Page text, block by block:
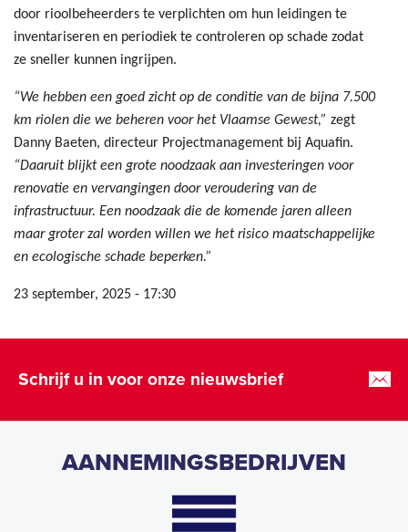
door rioolbeheerders te verplichten om hun leidingen te
inventariseren en periodiek te controleren op schade zodat
ze sneller kunnen ingrijpen.
“We hebben een goed zicht op de conditie van de bijna 7.500
km riolen die we beheren voor het Vlaamse Gewest,” zegt
Danny Baeten, directeur Projectmanagement bij Aquafin.
“Daaruit blijkt een grote noodzaak aan investeringen voor
renovatie en vervangingen door veroudering van de
infrastructuur. Een noodzaak die de komende jaren alleen
maar groter zal worden willen we het risico maatschappelijke
en ecologische schade beperken.”
23 september, 2025 - 17:30
Schrijf u in voor onze nieuwsbrief
AANNEMINGSBEDRIJVEN